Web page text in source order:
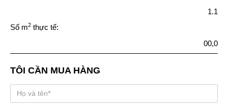
1.1
Số m2 thực tế:
00,0
TÔI CẦN MUA HÀNG